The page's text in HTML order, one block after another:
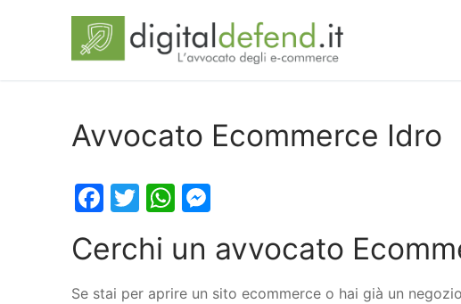
Avvocato Ecommerce Idro
Facebook
TwitterWhatsApp
Cerchi un avvocato
Se stai per aprire un sito ecommerce o hai già un